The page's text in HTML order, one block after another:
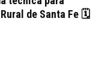
de Santa Fe 🗓